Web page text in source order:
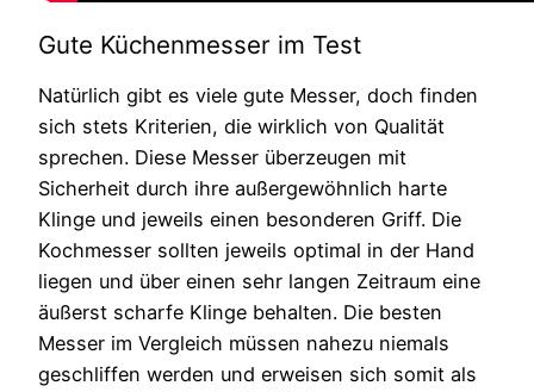
Gute Küchenmesser im Test
Natürlich gibt es viele gute Messer, doch finden
sich stets Kriterien, die wirklich von Qualität
sprechen. Diese Messer überzeugen mit
Sicherheit durch ihre außergewöhnlich harte
Klinge und jeweils einen besonderen Griff. Die
Kochmesser sollten jeweils optimal in der Hand
liegen und über einen sehr langen Zeitraum eine
äußerst scharfe Klinge behalten. Die besten
Messer im Vergleich müssen nahezu niemals
geschliffen werden und erweisen sich somit als